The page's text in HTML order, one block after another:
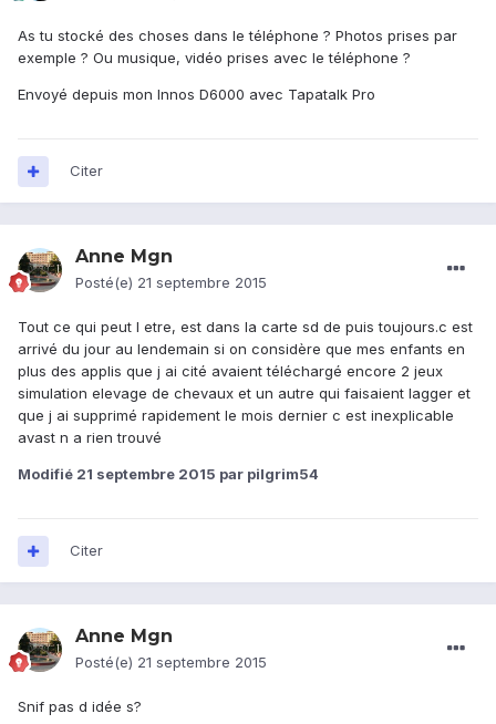
As tu stocké des choses dans le téléphone ? Photos prises par
exemple ? Ou musique, vidéo prises avec le téléphone ?
Envoyé depuis mon Innos D6000 avec Tapatalk Pro
Citer
Anne Mgn
Posté(e) 21 septembre 2015
Tout ce qui peut l etre, est dans la carte sd de puis toujours.c est
arrivé du jour au lendemain si on considère que mes enfants en
plus des applis que j ai cité avaient téléchargé encore 2 jeux
simulation elevage de chevaux et un autre qui faisaient lagger et
que j ai supprimé rapidement le mois dernier c est inexplicable
avast n a rien trouvé
Modifié 21 septembre 2015 par pilgrim54
Citer
Anne Mgn
Posté(e) 21 septembre 2015
Snif pas d idée s?